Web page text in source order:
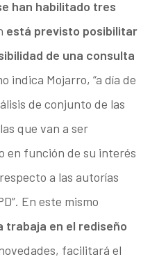
han habilitado tres
está previsto posibilitar
de una consulta
indica Mojarro, “a día de
de conjunto de las
que van a ser
en función de su interés
a las autorías
En este mismo
trabaja en el rediseño
facilitará el